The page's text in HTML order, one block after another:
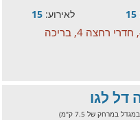
15 לאירוע: 15
דל לגו
במרחק של 7.5 ק"מ)